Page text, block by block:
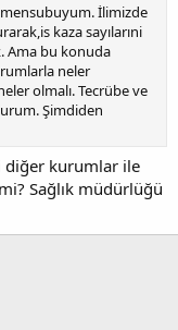
İlimizde
kaza sayılarıni
Ama bu konuda
neler
olmalı. Tecrübe ve
Şimdiden
diğer kurumlar ile
Sağlık müdürlüğü